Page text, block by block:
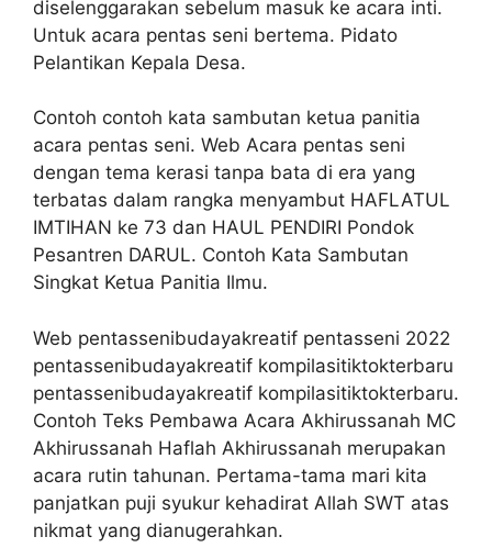
diselenggarakan sebelum masuk ke acara inti.
Untuk acara pentas seni bertema. Pidato
Pelantikan Kepala Desa.
Contoh contoh kata sambutan ketua panitia
acara pentas seni. Web Acara pentas seni
dengan tema kerasi tanpa bata di era yang
terbatas dalam rangka menyambut HAFLATUL
IMTIHAN ke 73 dan HAUL PENDIRI Pondok
Pesantren DARUL. Contoh Kata Sambutan
Singkat Ketua Panitia Ilmu.
Web pentassenibudayakreatif pentasseni 2022
pentassenibudayakreatif kompilasitiktokterbaru
pentassenibudayakreatif kompilasitiktokterbaru.
Contoh Teks Pembawa Acara Akhirussanah MC
Akhirussanah Haflah Akhirussanah merupakan
acara rutin tahunan. Pertama-tama mari kita
panjatkan puji syukur kehadirat Allah SWT atas
nikmat yang dianugerahkan.